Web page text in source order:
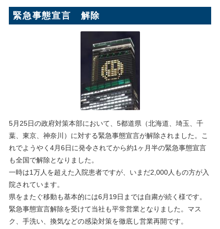
緊急事態宣言 解除
5月25日の政府対策本部において、5都道県（北海道、埼玉、千
葉、東京、神奈川）に対する緊急事態宣言が解除されました。こ
れでようやく4月6日に発令されてから約1ヶ月半の緊急事態宣言
も全国で解除となりました。
一時は1万人を超えた入院患者ですが、いまだ2,000人もの方が入
院されています。
県をまたぐ移動も基本的には6月19日までは自粛が続く様です。
緊急事態宣言解除を受けて当社も平常営業となりました。マス
ク、手洗い、換気などの感染対策を徹底し営業再開です。